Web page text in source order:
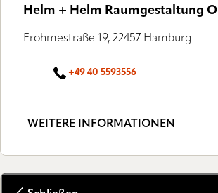
Helm + Helm Raumgestaltung
Frohmestraße 19, 22457 Hamburg
+49 40 5593556
WEITERE INFORMATIONEN